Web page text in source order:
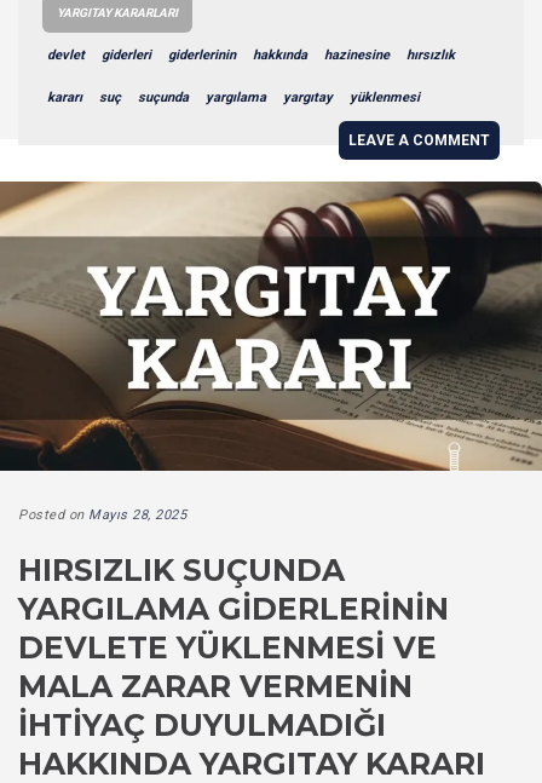
YARGITAY KARARLARI
devlet giderleri giderlerinin hakkında hazinesine hırsızlık
kararı suç suçunda yargılama yargıtay yüklenmesi
LEAVE A COMMENT
Posted on Mayıs 28, 2025
HIRSIZLIK SUÇUNDA
YARGILAMA GIDERLERININ
DEVLETE YÜKLENMESI VE
MALA ZARAR VERMENIN
İHTIYAÇ DUYULMADIĞI
HAKKINDA YARGITAY KARARI